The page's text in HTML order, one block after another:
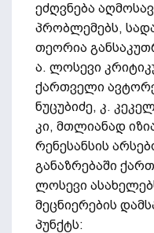
ეძღვნება
პრობლემებს,
თეორია
ა. ლოსევი
ქართველი
ნუცუბიძე, კ.
კი, მთლიანად
რენესანსის
განაზრებაში
ლოსევი
მეცნიერების
პუნქტს: